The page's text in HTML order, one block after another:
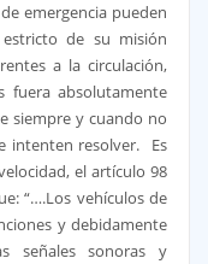
emergencia pueden
de su misión
a la circulación,
fuera absolutamente
siempre y cuando no
intenten resolver. Es
el artículo 98
“….Los vehículos de
y debidamente
señales sonoras y